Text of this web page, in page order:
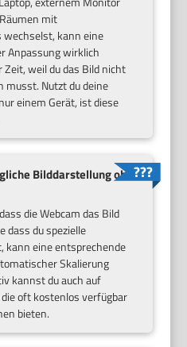
mit
wechselst, kann eine
Anpassung wirklich
weil du das Bild nicht
musst. Nutzt du deine
einem Gerät, ist diese
Bilddarstellung ohne
die Webcam das Bild
dass du spezielle
kann eine entsprechende
Skalierung
kannst du auch auf
oft kostenlos verfügbar
bieten.